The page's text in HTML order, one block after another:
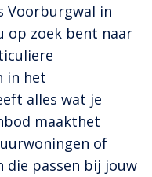
Voorburgwal in
op zoek bent naar
in het
alles wat je
maakthet
of
die passen bij jouw